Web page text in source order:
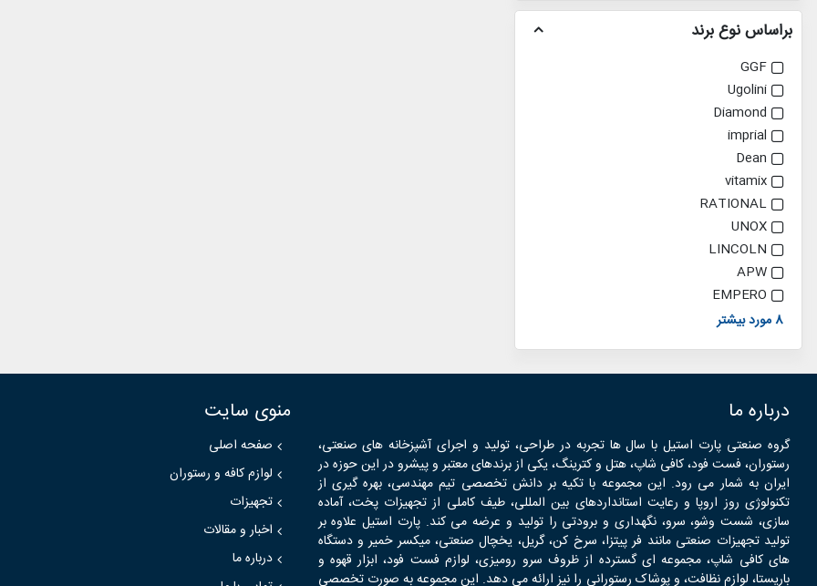
براساس نوع برند
GGF
Ugolini
Diamond
imprial
Dean
vitamix
RATIONAL
UNOX
LINCOLN
APW
EMPERO
8 مورد بیشتر
درباره ما
گروه صنعتی پارت استیل با سال ها تجربه در طراحی، تولید و اجرای آشپزخانه های صنعتی،
رستوران، فست فود، کافی شاپ، هتل و کترینگ، یکی از برندهای معتبر و پیشرو در این حوزه در
ایران به شمار می رود. این مجموعه با تکیه بر دانش تخصصی تیم مهندسی، بهره گیری از
تکنولوژی روز اروپا و رعایت استانداردهای بین المللی، طیف کاملی از تجهیزات پخت، آماده
سازی، شست وشو، سرو، نگهداری و برودتی را تولید و عرضه می کند. پارت استیل علاوه بر
تولید تجهیزات صنعتی مانند فر پیتزا، سرخ کن، گریل، یخچال صنعتی، میکسر خمیر و دستگاه
های کافی شاپ، مجموعه ای گسترده از ظروف سرو رومیزی، لوازم فست فود، ابزار قهوه و
باریستا، لوازم نظافت، و پوشاک رستورانی را نیز ارائه می دهد. این مجموعه به صورت تخصصی
منوی سایت
صفحه اصلی
لوازم کافه و رستوران
تجهیزات
اخبار و مقالات
درباره ما